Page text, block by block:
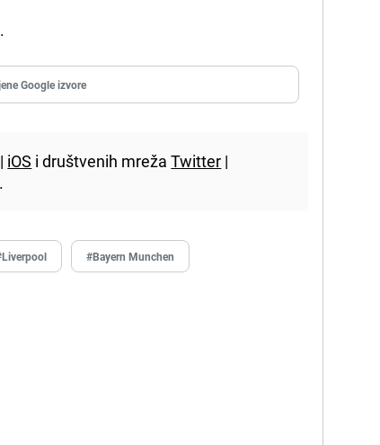
Google izvore
| iOS i društvenih mrežaTwitter |
#Bayern Munchen